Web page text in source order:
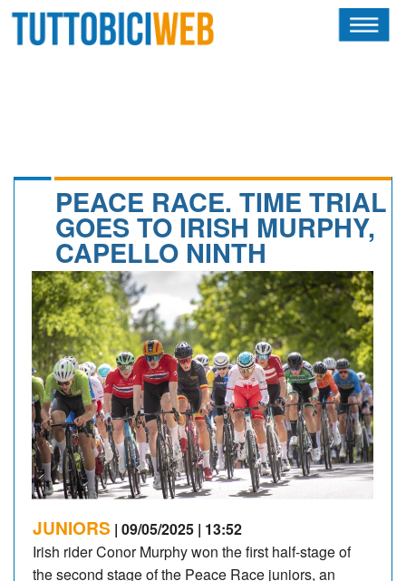
CALENDARIO
OSCAR
ALBI D'ORO
NEWSLETTER
PEACE RACE. TIME TRIAL
GOES TO IRISH MURPHY,
CAPELLO NINTH
JUNIORS | 09/05/2025 | 13:52
Irish rider Conor Murphy won the first half-stage of
the second stage of the Peace Race juniors, an